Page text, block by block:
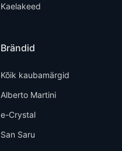
Kaelakeed
Brändid
Kõik kaubamärgid
Alberto Martini
e-Crystal
San Saru